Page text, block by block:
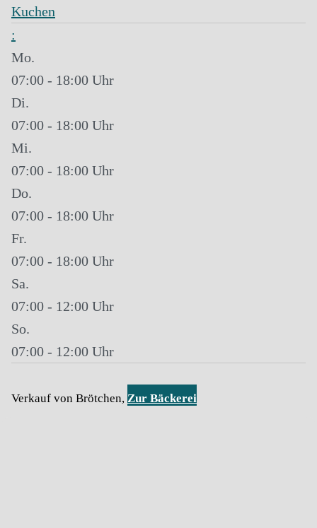
Kuchen
:
Mo.
07:00 - 18:00
Di.
07:00 - 18:00
Mi.
07:00 - 18:00
Do.
07:00 - 18:00
Fr.
07:00 - 18:00
Sa.
07:00 - 12:00
So.
07:00 - 12:00
Verkauf von Brötchen, Zur Bäckerei